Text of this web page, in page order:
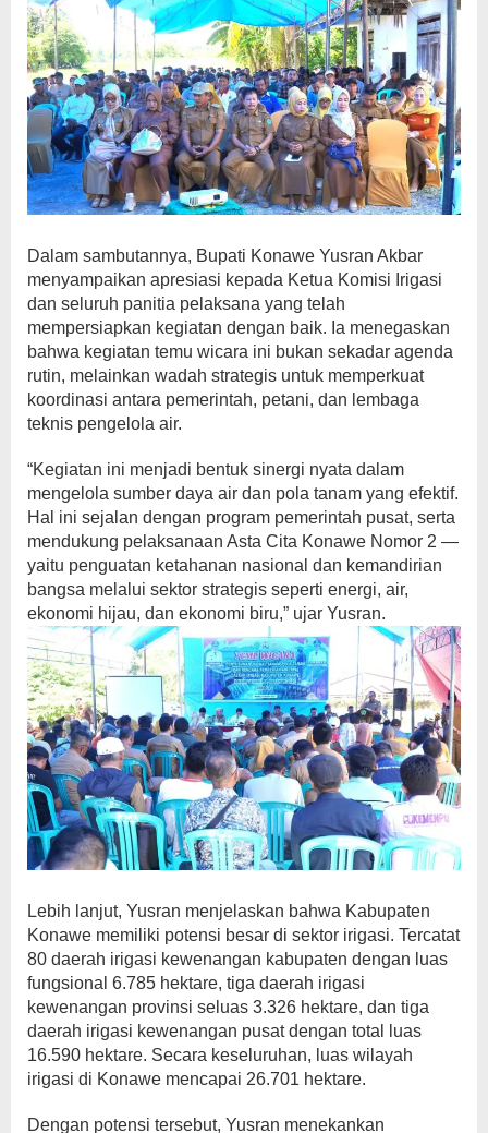
Dalam sambutannya, Bupati Konawe Yusran Akbar
menyampaikan apresiasi kepada Ketua Komisi Irigasi
dan seluruh panitia pelaksana yang telah
mempersiapkan kegiatan dengan baik. Ia menegaskan
bahwa kegiatan temu wicara ini bukan sekadar agenda
rutin, melainkan wadah strategis untuk memperkuat
koordinasi antara pemerintah, petani, dan lembaga
teknis pengelola air.
“Kegiatan ini menjadi bentuk sinergi nyata dalam
mengelola sumber daya air dan pola tanam yang efektif.
Hal ini sejalan dengan program pemerintah pusat, serta
mendukung pelaksanaan Asta Cita Konawe Nomor 2 —
yaitu penguatan ketahanan nasional dan kemandirian
bangsa melalui sektor strategis seperti energi, air,
ekonomi hijau, dan ekonomi biru,” ujar Yusran.
Lebih lanjut, Yusran menjelaskan bahwa Kabupaten
Konawe memiliki potensi besar di sektor irigasi. Tercatat
80 daerah irigasi kewenangan kabupaten dengan luas
fungsional 6.785 hektare, tiga daerah irigasi
kewenangan provinsi seluas 3.326 hektare, dan tiga
daerah irigasi kewenangan pusat dengan total luas
16.590 hektare. Secara keseluruhan, luas wilayah
irigasi di Konawe mencapai 26.701 hektare.
Dengan potensi tersebut, Yusran menekankan